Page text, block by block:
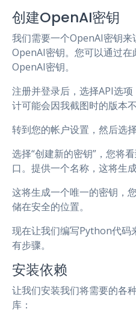
创建OpenAI密钥
我们需要一个OpenAI密钥
OpenAI密钥。您可以通过
OpenAI密钥。
注册并登录后，选择API选
计可能会因我截图时的版本
转到您的帐户设置，然后选择
选择“创建新的密钥”，您将
口。提供一个名称，这将生成
这将生成一个唯一的密钥，
储在安全的位置。
现在让我们编写Python代码
有步骤。
安装依赖
让我们安装我们将需要的各
库：